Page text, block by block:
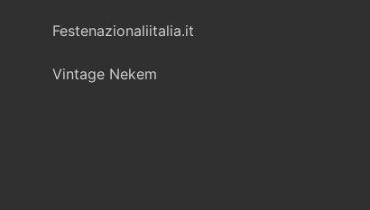
Festenazionaliitalia.it
Vintage Nekem